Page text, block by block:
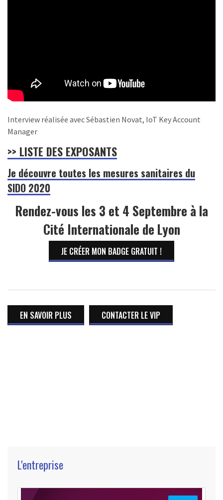
Interview réalisée avec Sébastien Novat, IoT Key Account
Manager
>> LISTE DES EXPOSANTS
Je découvre toutes les mesures sanitaires du
SIDO 2020
Rendez-vous les 3 et 4 Septembre à la
Cité Internationale de Lyon
JE CRÉER MON BADGE GRATUIT !
EN SAVOIR PLUS CONTACTER LE VIP
L'entreprise